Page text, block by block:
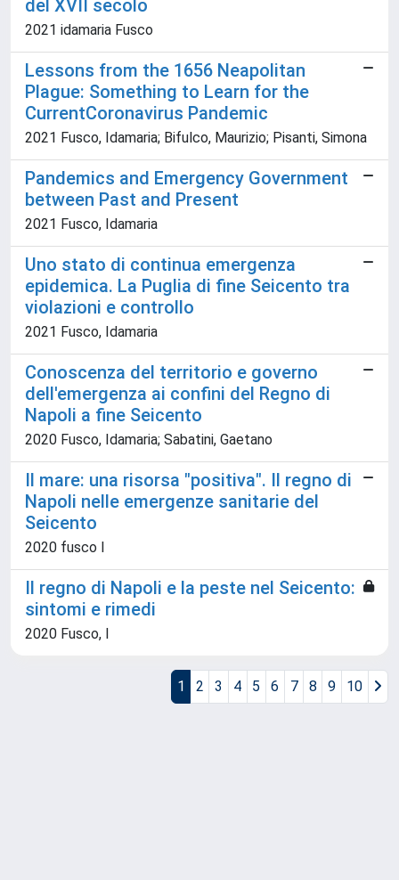
del XVII secolo
2021 idamaria Fusco
Lessons from the 1656 Neapolitan
Plague: Something to Learn for the
CurrentCoronavirus Pandemic
2021 Fusco, Idamaria; Bifulco, Maurizio; Pisanti, Simona
Pandemics and Emergency Government
between Past and Present
2021 Fusco, Idamaria
Uno stato di continua emergenza
epidemica. La Puglia di fine Seicento tra
violazioni e controllo
2021 Fusco, Idamaria
Conoscenza del territorio e governo
dell'emergenza ai confini del Regno di
Napoli a fine Seicento
2020 Fusco, Idamaria; Sabatini, Gaetano
Il mare: una risorsa "positiva". Il regno di
Napoli nelle emergenze sanitarie del
Seicento
2020 fusco I
Il regno di Napoli e la peste nel Seicento:
sintomi e rimedi
2020 Fusco, I
1 2 3 4 5 6 7 8 9 10